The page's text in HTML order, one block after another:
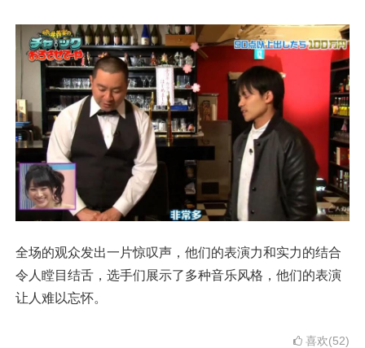
全场的观众发出一片惊叹声，他们的表演力和实力的结合
令人瞠目结舌，选手们展示了多种音乐风格，他们的表演
让人难以忘怀。
喜欢(52)